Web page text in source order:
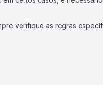
verifique as regras